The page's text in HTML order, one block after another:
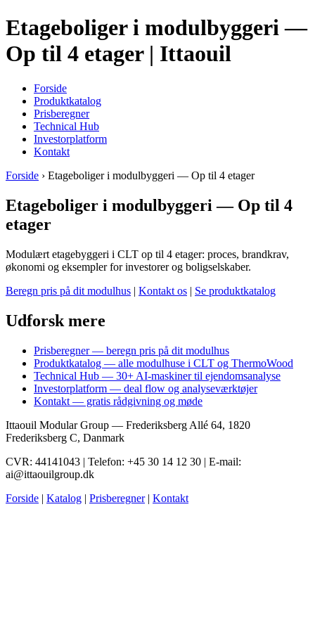
Etageboliger i modulbyggeri —
Op til 4 etager | Ittaouil
Forside
Produktkatalog
Prisberegner
Technical Hub
Investorplatform
Kontakt
Forside › Etageboliger i modulbyggeri — Op til 4 etager
Etageboliger i modulbyggeri — Op til 4
etager
Modulært etagebyggeri i CLT op til 4 etager: proces, brandkrav,
økonomi og eksempler for investorer og boligselskaber.
Beregn pris på dit modulhus | Kontakt os | Se produktkatalog
Udforsk mere
Prisberegner — beregn pris på dit modulhus
Produktkatalog — alle modulhuse i CLT og ThermoWood
Technical Hub — 30+ AI-maskiner til ejendomsanalyse
Investorplatform — deal flow og analyseværktøjer
Kontakt — gratis rådgivning og møde
Ittaouil Modular Group — Frederiksberg Allé 64, 1820
Frederiksberg C, Danmark
CVR: 44141043 | Telefon: +45 30 14 12 30 | E-mail:
ai@ittaouilgroup.dk
Forside | Katalog | Prisberegner| Kontakt